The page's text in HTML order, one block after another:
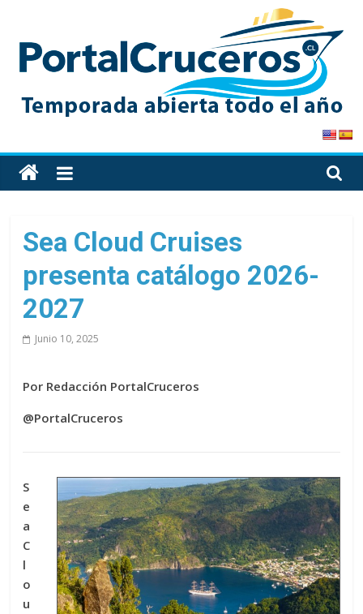
content
PortalCruceros
Toda
la
de
cruceros
en
un
solo
Sea Cloud Cruises
presenta catálogo 2026-
2027
Junio 10, 2025
Por Redacción PortalCruceros
@PortalCruceros
S
e
a
C
l
o
u